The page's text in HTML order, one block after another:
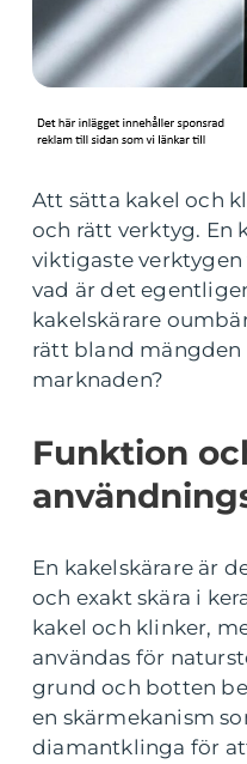
Att sätta kakel och
och rätt verktyg. En
viktigaste
vad är det
kakelskärare
rätt bland mängden
marknaden?
Funktion
En kakelskärare är
och exakt skära i
kakel och klinker,
användas för
grund och botten
en skärmekanism
diamantklinga för